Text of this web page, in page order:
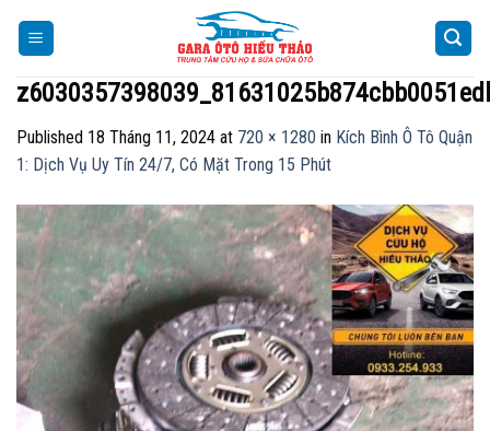
Published 18 Tháng 11, 2024 at 720 × 1280 in Kích Bình Ô Tô Quận
1: Dịch Vụ Uy Tín 24/7, Có Mặt Trong 15 Phút